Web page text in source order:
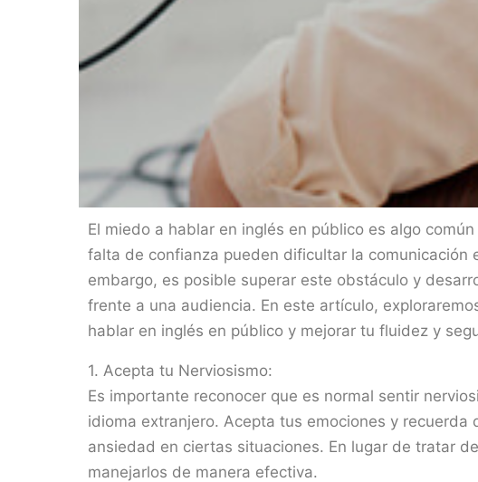
El miedo a hablar en inglés en público es algo
falta de confianza pueden dificultar la
embargo, es posible superar este obstáculo y
frente a una audiencia. En este artículo,
hablar en inglés en público y mejorar tu fluidez y
1. Acepta tu Nerviosismo:
Es importante reconocer que es normal sentir
idioma extranjero. Acepta tus emociones y
ansiedad en ciertas situaciones. En lugar de tratar
manejarlos de manera efectiva.